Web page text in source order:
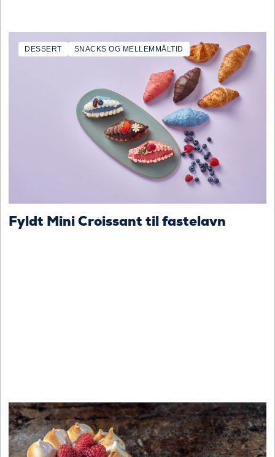
DESSERT SNACKS OG MELLEMMÅLTID
Fyldt Mini Croissant til fastelavn